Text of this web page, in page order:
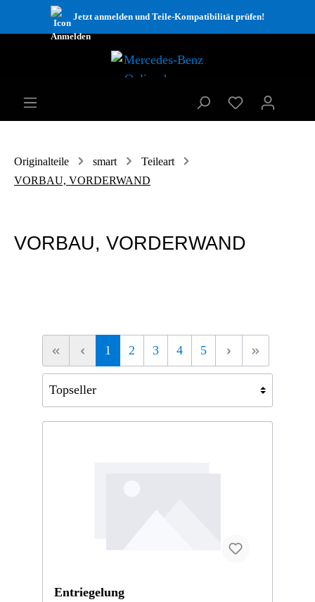
Jetzt anmelden und Teile-Kompatibilität prüfen!
Originalteile smart
Teileart
VORBAU, VORDERWAND
VORBAU, VORDERWAND
1 2 3 4 5
Entriegelung